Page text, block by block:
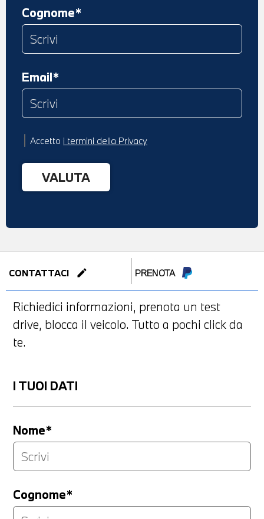
Cognome*
Email*
Accetto i termini della Privacy
CONTATTACI edit PRENOTA
Richiedici informazioni, prenota un test
drive, blocca il veicolo. Tutto a pochi click da
te.
I TUOI DATI
Nome*
Cognome*